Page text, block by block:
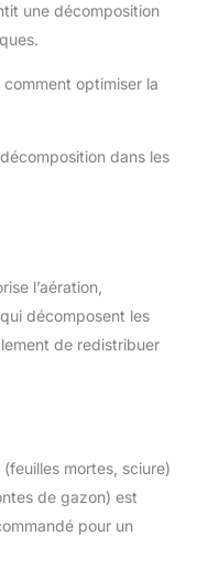
une décomposition
optimiser la
dans les
l’aération,
décomposent les
de redistribuer
mortes, sciure)
de gazon) est
pour un